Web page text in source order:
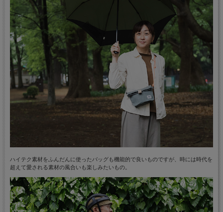
ハイテク素材をふんだんに使ったバッグも機能的で良いものですが、時には時代を
超えて愛される素材の風合いも楽しみたいもの。